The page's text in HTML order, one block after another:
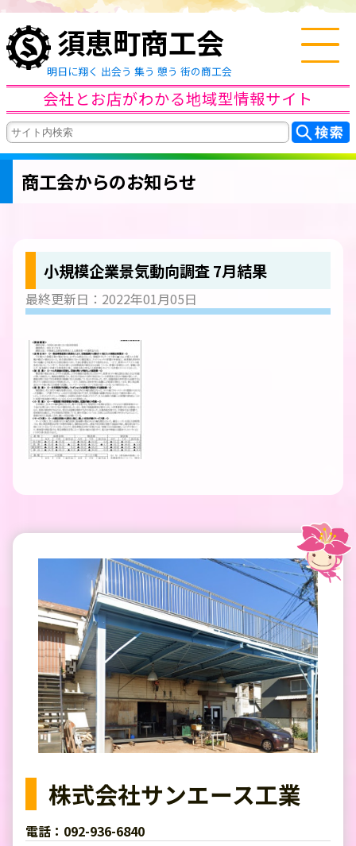
須恵町商工会
明日に翔く 出会う 集う 憩う 街の商工会
会社とお店がわかる地域型情報サイト
商工会からのお知らせ
小規模企業景気動向調査 7月結果
最終更新日：2022年01月05日
株式会社サンエース工業
電話：092-936-6840